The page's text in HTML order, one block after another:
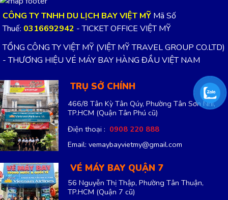
CÔNG TY TNHH DU LỊCH BAY VIỆT MỸ Mã Số
Thuế: 0316692942 - TICKET OFFICE VIỆT MỸ
TỔNG CÔNG TY VIỆT MỸ (VIỆT MỸ TRAVEL GROUP CO.LTD)
- THƯƠNG HIỆU VÉ MÁY BAY HÀNG ĐẦU VIỆT NAM
TRỤ SỞ CHÍNH
466/8 Tân Kỳ Tân Qúy, Phường Tân Sơn Nhì,
TP.HCM (Quận Tân Phú cũ)
Điện thoại : 0908 220 888
Email: vemaybayvietmy@gmail.com
VÉ MÁY BAY QUẬN 7
56 Nguyễn Thị Thập, Phường Tân Thuận,
TP.HCM (Quận 7 cũ)